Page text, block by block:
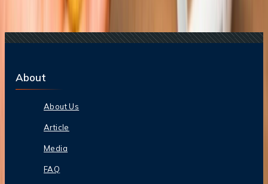
16 Apr, 2026
Tarifas Ocultas De Las Aerolíneas En Viajes
Internacionales Y Cómo Evitarlas
About
About Us
Article
Media
FAQ